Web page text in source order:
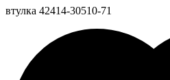
втулка 42414-30510-71